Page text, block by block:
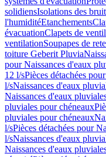
solidiensIsolations des
l'humiditéEtanchements
évacuationClapets de
ventilationSoupapes de
toiture Geberit Pluvia
pour Naissances d'eaux
12 l/sPièces détachées
l/sNaissances d'eaux
Naissances d'eaux
pluviales pour chéneaux
pluviales pour chéneaux
l/sPièces détachées pour
l/sNaissances d'eaux
Naissances d'eaux